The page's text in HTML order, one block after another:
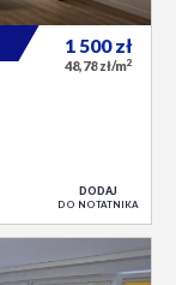
1 500zł
48,78 zł/m2
DODAJ
DO NOTATNIKA